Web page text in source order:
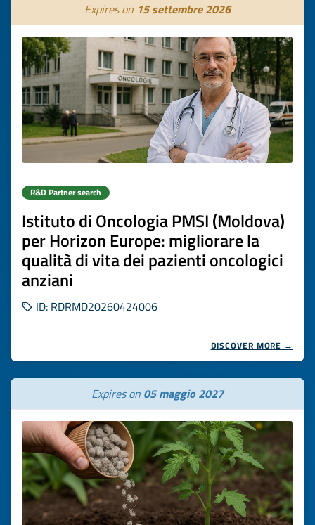
Expires on 15 settembre 2026
R&D Partner search
Istituto di Oncologia PMSI (Moldova)
per Horizon Europe: migliorare la
qualità di vita dei pazienti oncologici
anziani
ID: RDRMD20260424006
DISCOVER MORE →
Expires on 05 maggio 2027